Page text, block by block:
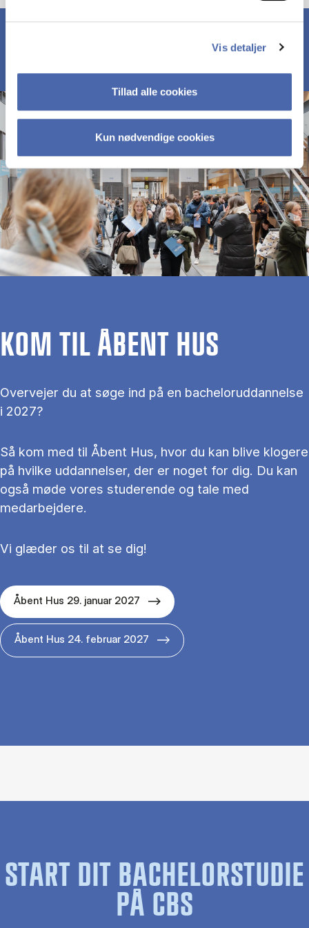
Vis detaljer
Tillad alle cookies
Kun nødvendige cookies
KOM TIL ÅBENT HUS
Overvejer du at søge ind på en bacheloruddannelse
i 2027?
Så kom med til Åbent Hus, hvor du kan blive klogere
på hvilke uddannelser, der er noget for dig. Du kan
også møde vores studerende og tale med
medarbejdere.
Vi glæder os til at se dig!
Åbent Hus 29. januar 2027
Åbent Hus 24. februar 2027
START DIT BACHELORSTUDIE
PÅ CBS